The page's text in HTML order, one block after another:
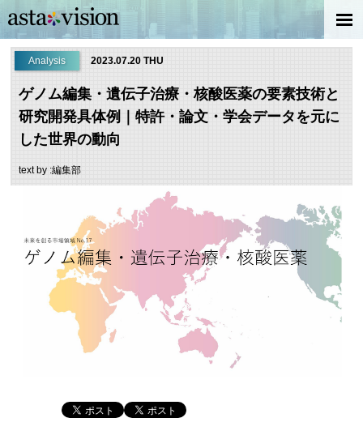
Analysis 2023.07.20 THU
ゲノム編集・遺伝子治療・核酸医薬の要素技術と
研究開発具体例｜特許・論文・学会データを元に
した世界の動向
text by :編集部